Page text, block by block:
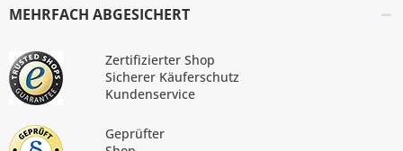
MEHRFACH ABGESICHERT
Zertifizierter Shop
Sicherer Käuferschutz
Kundenservice
Geprüfter